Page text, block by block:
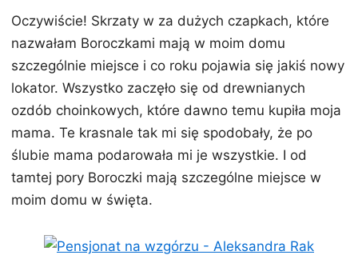
Oczywiście! Skrzaty w za dużych czapkach, które
nazwałam Boroczkami mają w moim domu
szczególnie miejsce i co roku pojawia się jakiś nowy
lokator. Wszystko zaczęło się od drewnianych
ozdób choinkowych, które dawno temu kupiła moja
mama. Te krasnale tak mi się spodobały, że po
ślubie mama podarowała mi je wszystkie. I od
tamtej pory Boroczki mają szczególne miejsce w
moim domu w święta.